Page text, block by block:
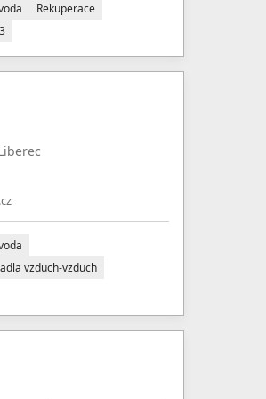
Rekuperace
vzduch-vzduch